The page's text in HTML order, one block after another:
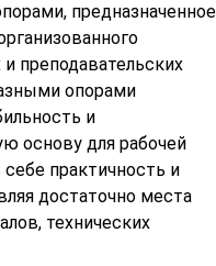
предназначенное
преподавательских
опорами
и
основу для рабочей
практичность и
достаточно места
технических